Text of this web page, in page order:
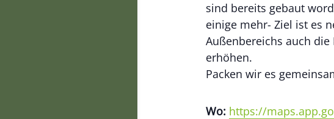
sind bereits gebaut
einige mehr- Ziel ist es
Außenbereichs auch
erhöhen.
Packen wir es
Wo: https://